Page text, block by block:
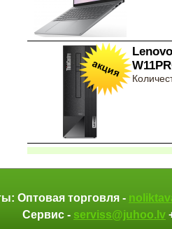
Оптовая торговля -
Сервис - serviss@juhoo.lv